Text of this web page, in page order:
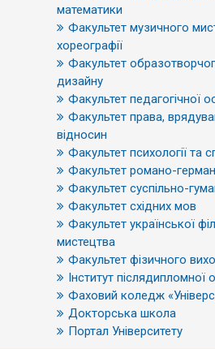
математики
Факультет музичного
хореографії
Факультет
дизайну
Факультет педагогічної
Факультет права,
відносин
Факультет психології та
Факультет романо-
Факультет суспільно-
Факультет східних мов
Факультет української
мистецтва
Факультет фізичного
Інститут післядипломної
Фаховий коледж
Докторська школа
Портал Університету